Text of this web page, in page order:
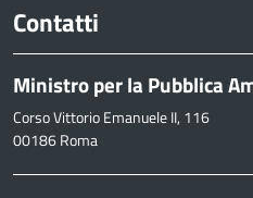
Contatti
Ministro per la Pubblica
Corso Vittorio Emanuele II, 116
00186 Roma